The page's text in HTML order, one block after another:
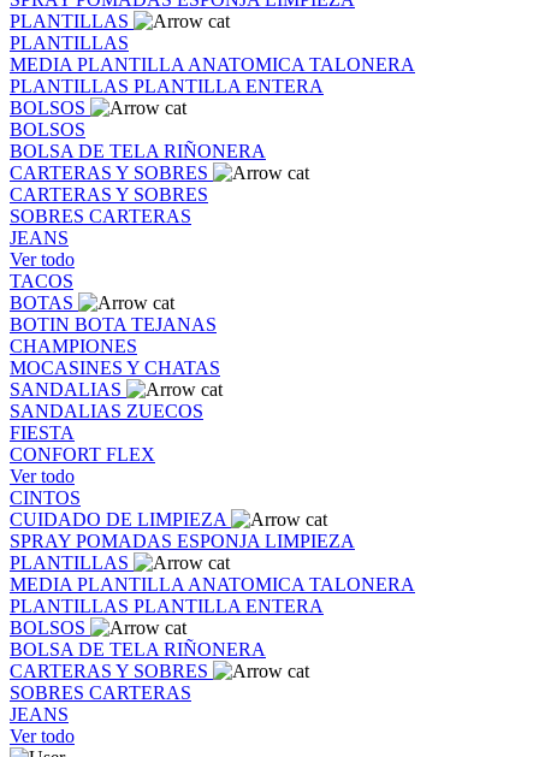
PLANTILLAS
PLANTILLAS
MEDIA PLANTILLA ANATOMICA TALONERA
PLANTILLAS PLANTILLA ENTERA
BOLSOS
BOLSOS
BOLSA DE TELA RIÑONERA
CARTERAS Y SOBRES
CARTERAS Y SOBRES
SOBRES CARTERAS
JEANS
Ver todo
TACOS
BOTAS
BOTIN BOTA TEJANAS
CHAMPIONES
MOCASINES Y CHATAS
SANDALIAS
SANDALIAS ZUECOS
FIESTA
CONFORT FLEX
Ver todo
CINTOS
CUIDADO DE LIMPIEZA
SPRAY POMADAS ESPONJA LIMPIEZA
PLANTILLAS
MEDIA PLANTILLA ANATOMICA TALONERA
PLANTILLAS PLANTILLA ENTERA
BOLSOS
BOLSA DE TELA RIÑONERA
CARTERAS Y SOBRES
SOBRES CARTERAS
JEANS
Ver todo